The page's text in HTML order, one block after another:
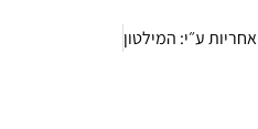
אחריות ע״י: המילטון